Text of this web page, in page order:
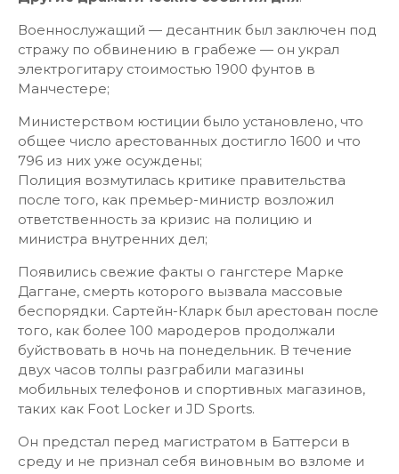
Военнослужащий — десантник был заключен под
стражу по обвинению в грабеже — он украл
электрогитару стоимостью 1900 фунтов в
Манчестере;
Министерством юстиции было установлено, что
общее число арестованных достигло 1600 и что
796 из них уже осуждены;
Полиция возмутилась критике правительства
после того, как премьер-министр возложил
ответственность за кризис на полицию и
министра внутренних дел;
Появились свежие факты о гангстере Марке
Даггане, смерть которого вызвала массовые
беспорядки. Сартейн-Кларк был арестован после
того, как более 100 мародеров продолжали
буйствовать в ночь на понедельник. В течение
двух часов толпы разграбили магазины
мобильных телефонов и спортивных магазинов,
таких как Foot Locker и JD Sports.
Он предстал перед магистратом в Баттерси в
среду и не признал себя виновным во взломе и